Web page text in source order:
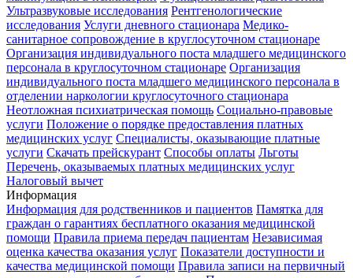
Ультразвуковые исследования Рентгенологические
исследования Услуги дневного стационара Медико-
санитарное сопровождение в круглосуточном стационаре
Организация индивидуального поста младшего медицинского
персонала в круглосуточном стационаре Организация
индивидуального поста младшего медицинского персонала в
отделении наркологии круглосуточного стационара
Неотложная психиатрическая помощь Социально-правовые
услуги Положение о порядке предоставления платных
медицинских услуг Специалисты, оказывающие платные
услуги Скачать прейскурант Способы оплаты Льготы
Перечень, оказываемых платных медицинских услуг
Налоговый вычет
Информация
Информация для родственников и пациентов Памятка для
граждан о гарантиях бесплатного оказания медицинской
помощи Правила приема передач пациентам Независимая
оценка качества оказания услуг Показатели доступности и
качества медицинской помощи Правила записи на первичный